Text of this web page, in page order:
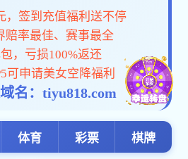
拿大预算预测飞飞: 校园风景